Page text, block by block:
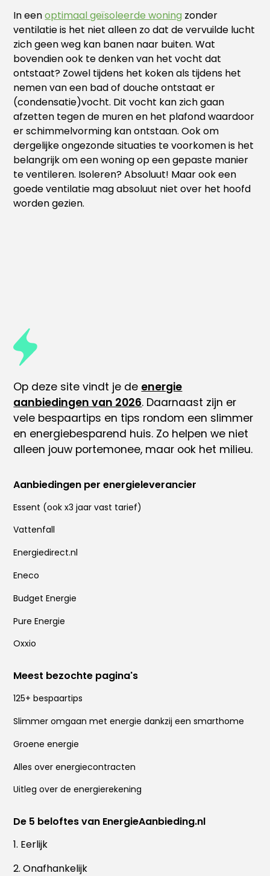
In eenoptimaal geïsoleerde woning zonder
ventilatie is het niet alleen zo dat de vervuilde lucht
zich geen weg kan banen naar buiten. Wat
bovendien ook te denken van het vocht dat
ontstaat? Zowel tijdens het koken als tijdens het
nemen van een bad of douche ontstaat er
(condensatie)vocht. Dit vocht kan zich gaan
afzetten tegen de muren en het plafond waardoor
er schimmelvorming kan ontstaan. Ook om
dergelijke ongezonde situaties te voorkomen is het
belangrijk om een woning op een gepaste manier
te ventileren. Isoleren? Absoluut! Maar ook een
goede ventilatie mag absoluut niet over het hoofd
worden gezien.
Op deze site vindt je de energie
aanbiedingen van 2026. Daarnaast zijn er
vele bespaartips en tips rondom een slimmer
en energiebesparend huis. Zo helpen we niet
alleen jouw portemonee, maar ook het milieu.
Aanbiedingen per energieleverancier
Essent (ook x3 jaar vast tarief)
Vattenfall
Energiedirect.nl
Eneco
Budget Energie
Pure Energie
Oxxio
Meest bezochte pagina's
125+ bespaartips
Slimmer omgaan met energie dankzij een smarthome
Groene energie
Alles over energiecontracten
Uitleg over de energierekening
De 5 beloftes van EnergieAanbieding.nl
1. Eerlijk
2. Onafhankelijk